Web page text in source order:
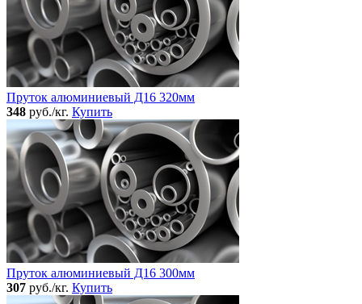
Пруток алюминиевый Д16 320мм
348 руб./кг. Купить
Пруток алюминиевый Д16 300мм
307 руб./кг. Купить